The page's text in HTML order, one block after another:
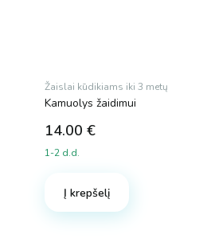
Žaislai kūdikiams iki 3 metų
Kamuolys žaidimui
14.00 €
1-2 d.d.
Į krepšelį